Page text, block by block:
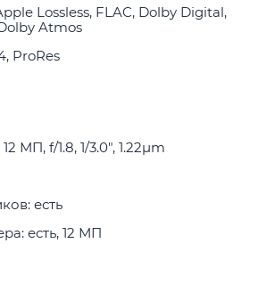
Lossless, FLAC, Dolby Digital,
Atmos
ProRes
МП, f/1.8, 1/3.0", 1.22µm
есть
есть, 12 МП